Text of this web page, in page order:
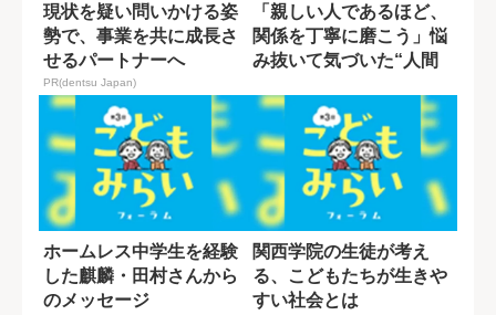
現状を疑い問いかける姿
勢で、事業を共に成長さ
せるパートナーへ
PR(dentsu Japan)
「親しい人であるほど、
関係を丁寧に磨こう」悩
み抜いて気づいた“人間
ホームレス中学生を経験
した麒麟・田村さんから
のメッセージ
関西学院の生徒が考え
る、こどもたちが生きや
すい社会とは